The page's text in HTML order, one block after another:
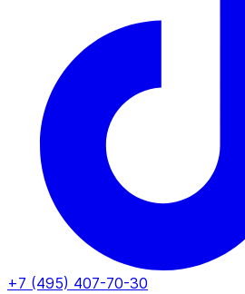
+7 (495) 407-70-30